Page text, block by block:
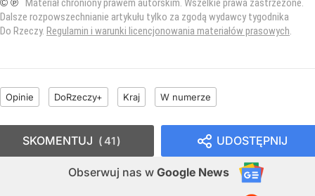
© ℗ Materiał chroniony prawem autorskim. Wszelkie prawa zastrzeżone.
Dalsze rozpowszechnianie artykułu tylko za zgodą wydawcy tygodnika
Do Rzeczy. Regulamin i warunki licencjonowania materiałów prasowych.
Opinie DoRzeczy+ Kraj W numerze
UDOSTĘPNIJ
Obserwuj nas w Google News
SKOMENTUJ 41